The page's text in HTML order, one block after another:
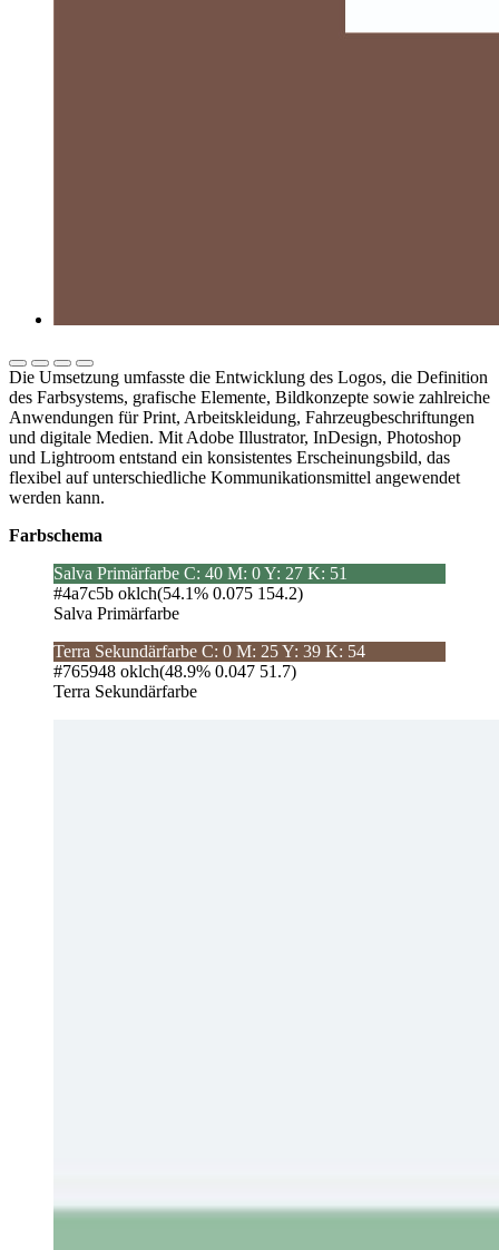
Die Umsetzung umfasste die Entwicklung des Logos, die Definition
des Farbsystems, grafische Elemente, Bildkonzepte sowie zahlreiche
Anwendungen für Print, Arbeitskleidung, Fahrzeugbeschriftungen
und digitale Medien. Mit Adobe Illustrator, InDesign, Photoshop
und Lightroom entstand ein konsistentes Erscheinungsbild, das
flexibel auf unterschiedliche Kommunikationsmittel angewendet
werden kann.
Farbschema
Salva Primärfarbe C: 40 M: 0 Y: 27 K: 51
#4a7c5b oklch(54.1% 0.075 154.2)
Salva Primärfarbe
Terra Sekundärfarbe C: 0 M: 25 Y: 39 K: 54
#765948 oklch(48.9% 0.047 51.7)
Terra Sekundärfarbe